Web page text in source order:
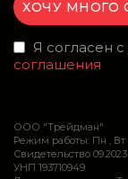
Я согласен
соглашения
ООО "Трейдман"
Режим работы: Пн , Вт ,
Свидетельство
УНП 193710949